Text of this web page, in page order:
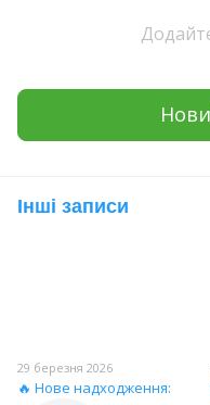
Інші записи
29 березня 2026
🔥 Нове надходження: